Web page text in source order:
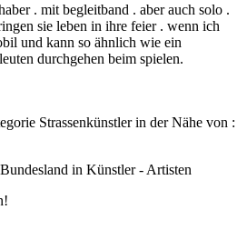
. mit begleitband . aber auch solo .
sie leben in ihre feier . wenn ich
und kann so ähnlich wie ein
durchgehen beim spielen.
Strassenkünstler in der Nähe von :
in Künstler - Artisten